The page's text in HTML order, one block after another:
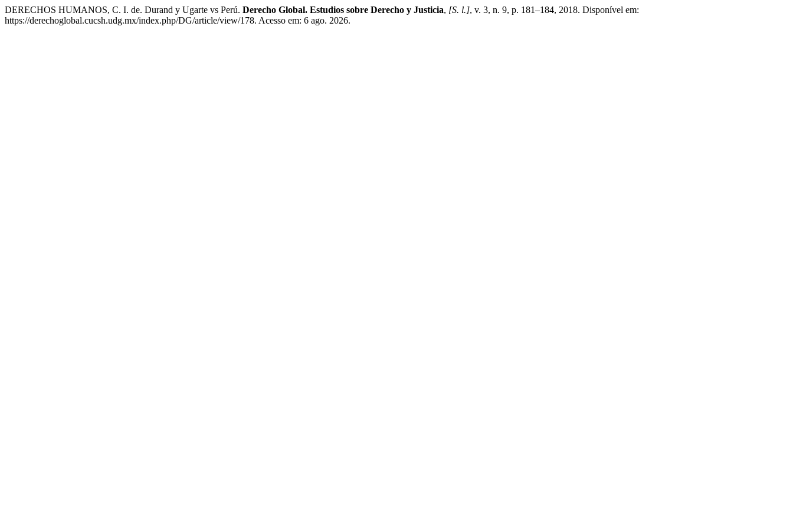
DERECHOS HUMANOS, C. I. de. Durand y Ugarte vs Perú. Derecho Global. Estudios sobre Derecho y Justicia, [S. l.], v. 3, n. 9, p. 181–184, 2018. Disponível em:
https://derechoglobal.cucsh.udg.mx/index.php/DG/article/view/178. Acesso em: 6 ago. 2026.